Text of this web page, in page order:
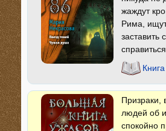
жаждут
Рима,
заставить
Призраки,
людей об
спокойно